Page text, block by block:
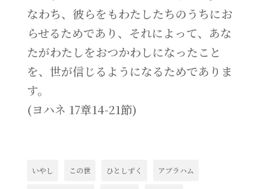
なわち、彼らをもわたしたちのうちにお
らせるためであり、それによって、あな
たがわたしをおつかわしになったこと
を、世が信じるようになるためでありま
す。
(ヨハネ 17章14-21節)
いやし この世 ひとしずく アブラハム